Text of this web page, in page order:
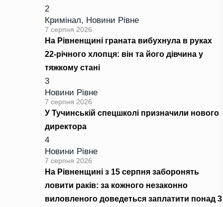
2
Кримінал, Новини Рівне
7 серпня 2026
На Рівненщині граната вибухнула в руках
22-річного хлопця: він та його дівчина у
тяжкому стані
3
Новини Рівне
7 серпня 2026
У Тучинській спецшколі призначили нового
директора
4
Новини Рівне
7 серпня 2026
На Рівненщині з 15 серпня заборонять
ловити раків: за кожного незаконно
виловленого доведеться заплатити понад 3